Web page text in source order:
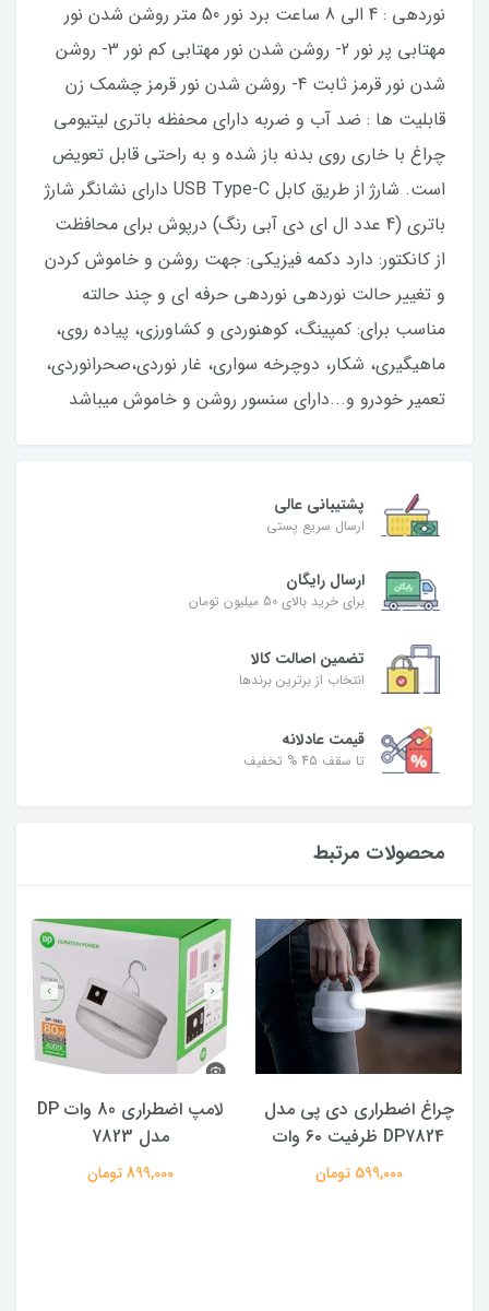
نوردهی : 4 الی 8 ساعت برد نور 50 متر روشن شدن نور
مهتابی پر نور 2- روشن شدن نور مهتابی کم نور 3- روشن
شدن نور قرمز ثابت 4- روشن شدن نور قرمز چشمک زن
قابلیت ها : ضد آب و ضربه دارای محفظه باتری لیتیومی
چراغ با خاری روی بدنه باز شده و به‌ راحتی قابل تعویض
است. شارژ از طریق کابل USB Type-C دارای نشانگر شارژ
باتری (4 عدد ال ای دی آبی رنگ) درپوش برای محافظت
از کانکتور: دارد دکمه فیزیکی: جهت روشن و خاموش کردن
و تغییر حالت نوردهی نوردهی حرفه‌ ای و چند حالته
مناسب برای: کمپینگ، کوهنوردی و کشاورزی، پیاده روی،
ماهیگیری، شکار، دوچرخه سواری، غار نوردی،صحرانوردی،
تعمیر خودرو و...دارای سنسور روشن و خاموش میباشد
پشتیبانی عالی
ارسال سریع پستی
ارسال رایگان
برای خرید بالای 50 میلیون تومان
تضمین اصالت کالا
انتخاب از برترین برندها
قیمت عادلانه
تا سقف 45 % تخفیف
محصولات مرتبط
چراغ اضطراری دی پی مدل
DP7824 ظرفیت ۶۰ وات
599,000 تومان
لامپ اضطراری 80 وات DP
مدل 7823
899,000 تومان